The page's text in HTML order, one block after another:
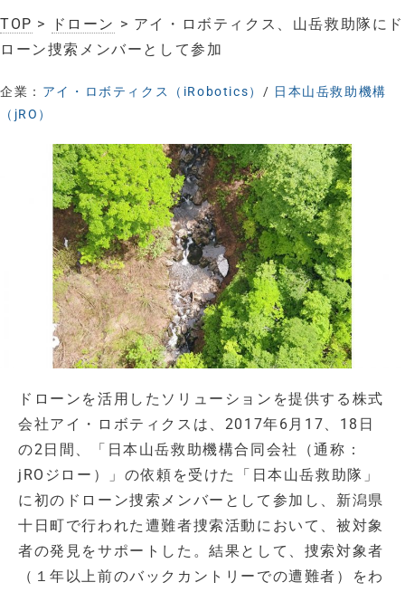
TOP > ドローン > アイ・ロボティクス、山岳救助隊にド
ローン捜索メンバーとして参加
企業： アイ・ロボティクス（iRobotics） / 日本山岳救助機構
（jRO）
ドローンを活用したソリューションを提供する株式
会社アイ・ロボティクスは、2017年6月17、18日
の2日間、「日本山岳救助機構合同会社（通称：
jROジロー）」の依頼を受けた「日本山岳救助隊」
に初のドローン捜索メンバーとして参加し、新潟県
十日町で行われた遭難者捜索活動において、被対象
者の発見をサポートした。結果として、捜索対象者
（１年以上前のバックカントリーでの遭難者）をわ